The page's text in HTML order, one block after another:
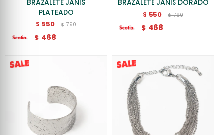
BRAZALETE JANIS
PLATEADO
$ 550 $ 790
$ 468
BRAZALETE JANIS DORADO
$ 550 $ 790
$ 468